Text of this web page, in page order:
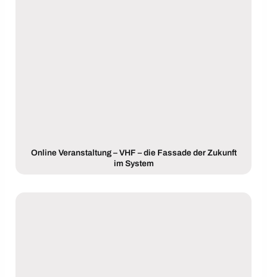
Online Veranstaltung – VHF – die Fassade der Zukunft
im System